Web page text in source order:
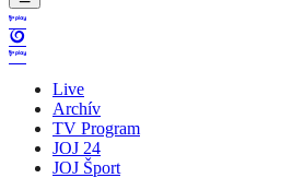
Live
Archív
TV Program
JOJ 24
JOJ Šport